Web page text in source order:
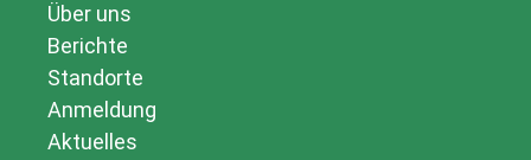
Über uns
Berichte
Standorte
Anmeldung
Aktuelles